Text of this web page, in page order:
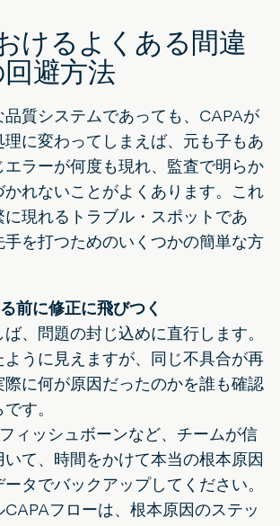
けるよくある間違
避方法
品質システムであっても、CAPAが
理に変わってしまえば、元も子もあ
エラーが何度も現れ、監査で明らか
かれないことがよくあります。これ
に現れるトラブル・スポットであ
手を打つためのいくつかの簡単な方
前に修正に飛びつく
、問題の封じ込めに直行します。
ように見えますが、同じ不具合が再
に何が原因だったのかを誰も確認
す。
ィッシュボーンなど、チームが信
て、時間をかけて本当の根本原因
タでバックアップしてください。
フローは、根本原因のステッ